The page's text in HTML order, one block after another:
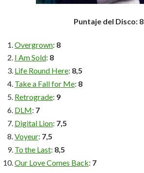
Puntaje del Disco: 8
Overgrown: 8
I Am Sold: 8
Life Round Here: 8,5
Take a Fall for Me: 8
Retrograde: 9
DLM: 7
Digital Lion: 7,5
Voyeur: 7,5
To the Last: 8,5
Our Love Comes Back: 7